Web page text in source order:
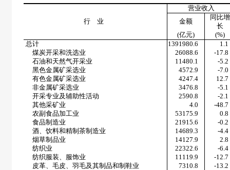
行 业
营业收入
金额
同比增
长
(亿元)
(%)
总计
1391980.6
1.1
煤炭开采和洗选业
26088.6
-17.8
石油和天然气开采业
11480.1
-5.2
黑色金属矿采选业
4572.9
-7.0
有色金属矿采选业
4247.4
12.7
非金属矿采选业
3476.8
-5.1
开采专业及辅助性活动
2590.8
-2.1
其他采矿业
4.0
-48.7
农副食品加工业
53175.9
0.8
食品制造业
21915.6
-0.2
酒、饮料和精制茶制造业
14689.3
-4.4
烟草制品业
14127.9
2.8
纺织业
22322.6
-6.4
纺织服装、服饰业
11119.9
-12.7
皮革、毛皮、羽毛及其制品和制鞋业
7310.8
-13.2